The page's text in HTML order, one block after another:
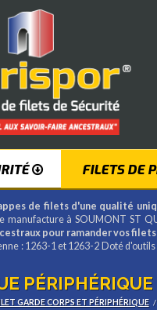
FILETS DE
de filets d'une qualité
manufacture à SOUMONT ST
pour ramander vos filets
: 1263-1 et 1263-2 Doté
GARDE CORPS ET PÉRIPHÉRIQUE /